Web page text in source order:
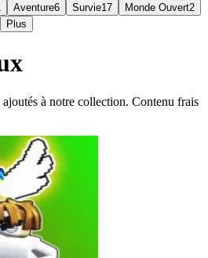
Aventure6 Survie17 Monde Ouvert2
Plus
à notre collection. Contenu frais